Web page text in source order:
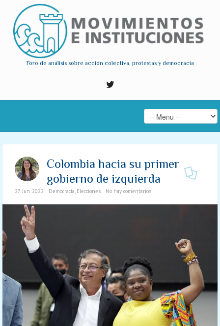
Foro de análisis sobre acción colectiva, protestas y democracia
Colombia hacia su primer
gobierno de izquierda
27. Jun. 2022 Democracia, Elecciones No hay comentarios